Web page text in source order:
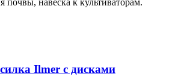
почвы, навеска к культиваторам.
Ilmer с дисками